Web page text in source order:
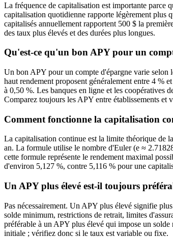
La fréquence de capitalisation est importante parce
capitalisation quotidienne rapporte légèrement plus
capitalisés annuellement rapportent 500 $ la
des taux plus élevés et des durées plus longues.
Qu'est-ce qu'un bon APY pour un
Un bon APY pour un compte d'épargne varie selon
haut rendement proposent généralement entre 4 %
à 0,50 %. Les banques en ligne et les coopératives
Comparez toujours les APY entre établissements
Comment fonctionne la capitalisation
La capitalisation continue est la limite théorique de
an. La formule utilise le nombre d'Euler (e ≈
cette formule représente le rendement maximal
d'environ 5,127 %, contre 5,116 % pour une
Un APY plus élevé est-il toujours
Pas nécessairement. Un APY plus élevé signifie
solde minimum, restrictions de retrait, limites
préférable à un APY plus élevé qui impose un
initiale ; vérifiez donc si le taux est variable ou fixe.